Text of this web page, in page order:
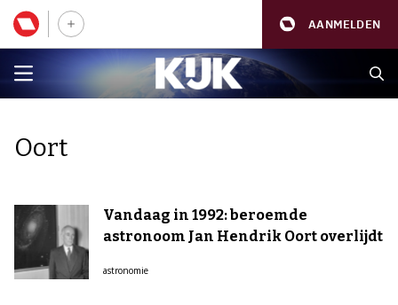
AANMELDEN
Oort
Vandaag in 1992: beroemde
astronoom Jan Hendrik Oort overlijdt
astronomie